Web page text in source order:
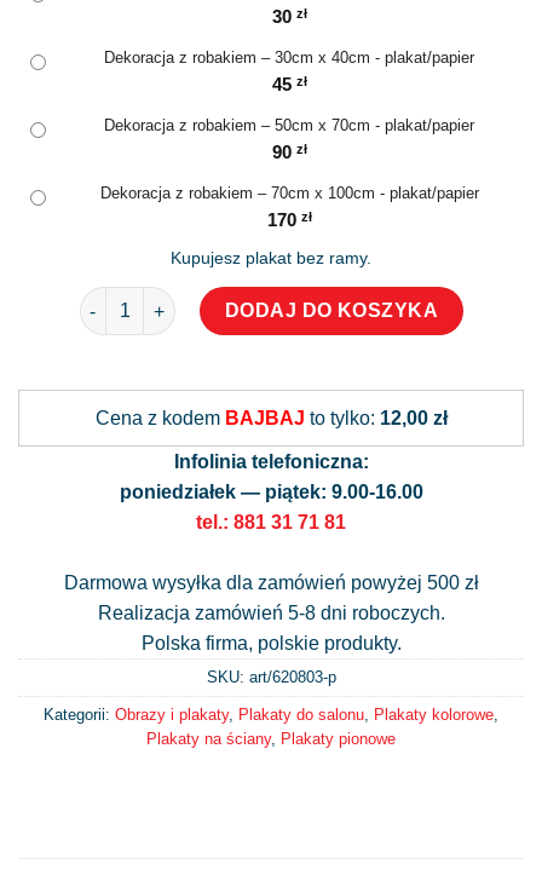
30 zł
Dekoracja z robakiem – 30cm x 40cm - plakat/papier
45 zł
Dekoracja z robakiem – 50cm x 70cm - plakat/papier
90 zł
Dekoracja z robakiem – 70cm x 100cm - plakat/papier
170 zł
Kupujesz plakat bez ramy.
ilość Dekoracja z robakiem
DODAJ DO KOSZYKA
Cena z kodem BAJBAJ to tylko: 12,00 zł
Infolinia telefoniczna:
poniedziałek — piątek: 9.00-16.00
tel.: 881 31 71 81
Darmowa wysyłka dla zamówień powyżej 500 zł
Realizacja zamówień 5-8 dni roboczych.
Polska firma, polskie produkty.
SKU: art/620803-p
Kategorii: Obrazy i plakaty, Plakaty do salonu Plakaty kolorowe
Plakaty na ściany, Plakaty pionowe